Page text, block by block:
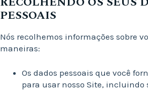
PESSOAIS
Nós recolhemos informações sobre
maneiras:
Os dados pessoais que você
para usar nosso Site, incluindo